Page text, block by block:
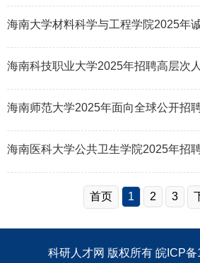
海南大学材料科学与工程学院2025年
海南科技职业大学2025年招聘高层次
海南师范大学2025年面向全球公开招
海南医科大学公共卫生学院2025年招
首页 1 2 3
科研人才网 版权所有 皖ICP备